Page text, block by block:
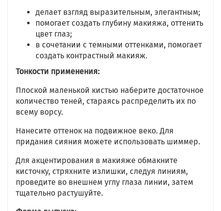
делает взгляд выразительным, элегантным;
помогает создать глубину макияжа, оттенить
цвет глаз;
в сочетании с темными оттенками, помогает
создать контрастный макияж.
Тонкости применения:
Плоской маленькой кистью наберите достаточное
количество теней, стараясь распределить их по
всему ворсу.
Нанесите оттенок на подвижное веко. Для
придания сияния можете использовать шиммер.
Для акцентирования в макияже обмакните
кисточку, стряхните излишки, следуя линиям,
проведите во внешнем углу глаза линии, затем
тщательно растушуйте.